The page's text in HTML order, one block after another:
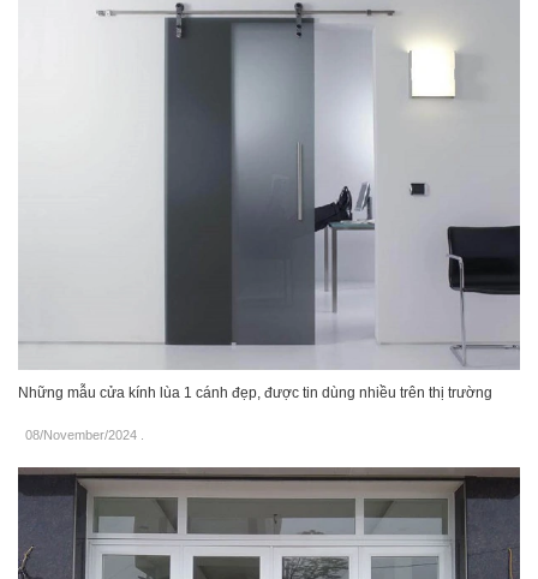
Những mẫu cửa kính lùa 1 cánh đẹp, được tin dùng nhiều trên thị trường
08/November/2024